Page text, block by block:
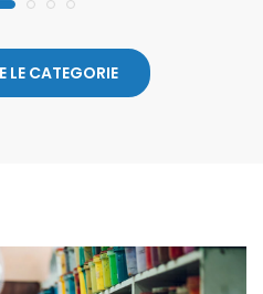
LE CATEGORIE